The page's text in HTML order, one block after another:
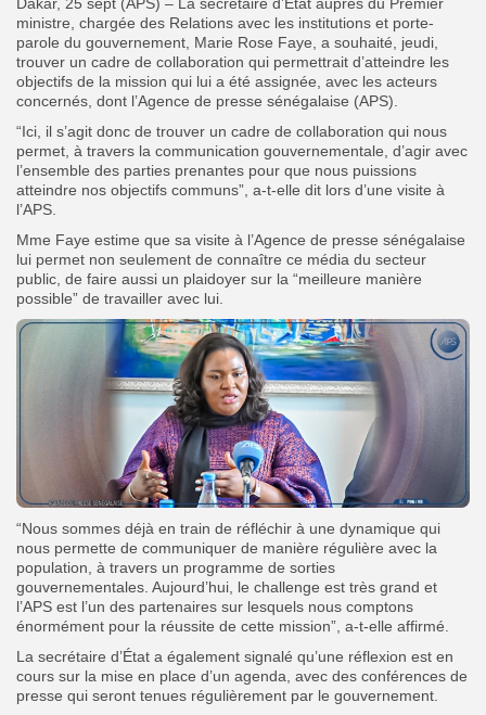
Search
for:
Search
Button
FR
ministre, chargée des Relations avec les institutions et porte-
parole du gouvernement, Marie Rose Faye, a souhaité, jeudi,
trouver un cadre de collaboration qui permettrait d’atteindre les
objectifs de la mission qui lui a été assignée, avec les acteurs
concernés, dont l’Agence de presse sénégalaise (APS).
“Ici, il s’agit donc de trouver un cadre de collaboration qui nous
permet, à travers la communication gouvernementale, d’agir avec
l’ensemble des parties prenantes pour que nous puissions
atteindre nos objectifs communs”, a-t-elle dit lors d’une visite à
l’APS.
Mme Faye estime que sa visite à l’Agence de presse sénégalaise
lui permet non seulement de connaître ce média du secteur
public, de faire aussi un plaidoyer sur la “meilleure manière
possible” de travailler avec lui.
“Nous sommes déjà en train de réfléchir à une dynamique qui
nous permette de communiquer de manière régulière avec la
population, à travers un programme de sorties
gouvernementales. Aujourd’hui, le challenge est très grand et
l’APS est l’un des partenaires sur lesquels nous comptons
énormément pour la réussite de cette mission”, a-t-elle affirmé.
La secrétaire d’État a également signalé qu’une réflexion est en
cours sur la mise en place d’un agenda, avec des conférences de
presse qui seront tenues régulièrement par le gouvernement.